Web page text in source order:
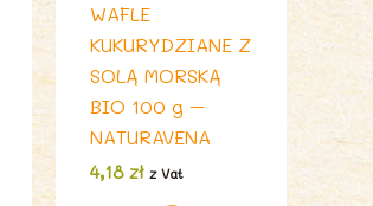
WAFLE
KUKURYDZIANE Z
SOLĄ MORSKĄ
BIO 100 g –
NATURAVENA
4,18zł z Vat